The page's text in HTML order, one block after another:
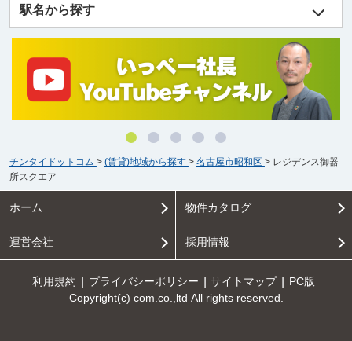
駅名から探す
チンタイドットコム > (賃貸)地域から探す > 名古屋市昭和区 > レジデンス御器
所スクエア
ホーム 物件カタログ
運営会社 採用情報
利用規約 プライバシーポリシー サイトマップ
PC版
Copyright(c) com.co.,ltd All rights reserved.